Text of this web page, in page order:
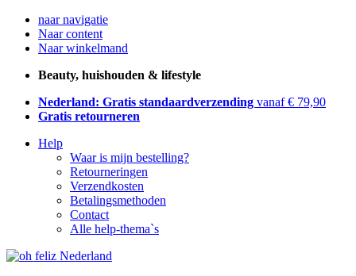
naar navigatie
Naar content
Naar winkelmand
Beauty, huishouden & lifestyle
Nederland: Gratis standaardverzending vanaf € 79,90
Gratis retourneren
Help
Waar is mijn bestelling?
Retourneringen
Verzendkosten
Betalingsmethoden
Contact
Alle help-thema`s